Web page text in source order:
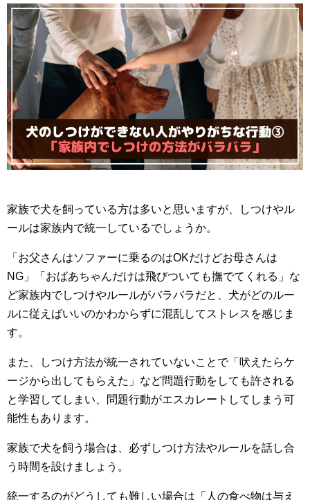
家族で犬を飼っている方は多いと思いますが、しつけやル
ールは家族内で統一しているでしょうか。
「お父さんはソファーに乗るのはOKだけどお母さんは
NG」「おばあちゃんだけは飛びついても撫でてくれる」な
ど家族内でしつけやルールがバラバラだと、犬がどのルー
ルに従えばいいのかわからずに混乱してストレスを感じま
す。
また、しつけ方法が統一されていないことで「吠えたらケ
ージから出してもらえた」など問題行動をしても許される
と学習してしまい、問題行動がエスカレートしてしまう可
能性もあります。
家族で犬を飼う場合は、必ずしつけ方法やルールを話し合
う時間を設けましょう。
統一するのがどうしても難しい場合は「人の食べ物は与え